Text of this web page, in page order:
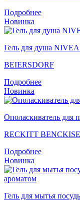
Подробнее
Новинка
Гель для душа
BEIERSDORF
Подробнее
Новинка
Ополаскиватель
RECKITT
Подробнее
Новинка
Гель для мытья